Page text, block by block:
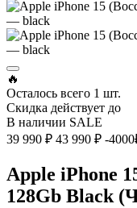
🔥
Осталось всего 1 шт.
Скидка действует до
В наличии SALE
39 990 ₽ 43 990 ₽ -
Apple iPhone
128Gb Black